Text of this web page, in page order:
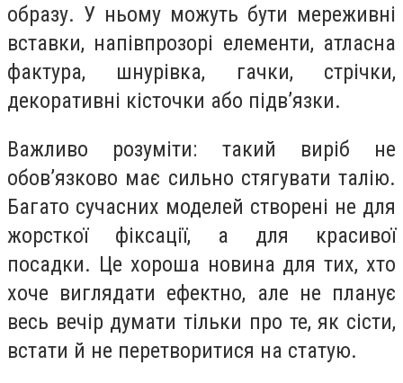
образу. У ньому можуть бути мереживні
вставки, напівпрозорі елементи, атласна
фактура, шнурівка, гачки, стрічки,
декоративні кісточки або підв’язки.
Важливо розуміти: такий виріб не
обов’язково має сильно стягувати талію.
Багато сучасних моделей створені не для
жорсткої фіксації, а для красивої
посадки. Це хороша новина для тих, хто
хоче виглядати ефектно, але не планує
весь вечір думати тільки про те, як сісти,
встати й не перетворитися на статую.